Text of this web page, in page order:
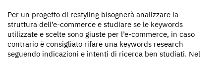
Per un progetto di restyling bisognerà analizzare la
struttura dell’e-commerce e studiare se le keywords
utilizzate e scelte sono giuste per l’e-commerce, in caso
contrario è consigliato rifare una keywords research
seguendo indicazioni e intenti di ricerca ben studiati. Nel